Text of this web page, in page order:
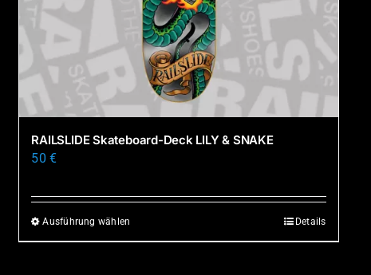
RAILSLIDE Skateboard-Deck LILY & SNAKE
50€
Ausführung wählen
Produkt
Details